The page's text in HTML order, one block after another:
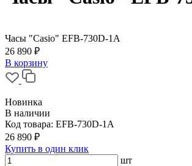
Часы "Casio" EFB-730D-1A
26 890 ₽
В корзину
Новинка
В наличии
Код товара: EFB-730D-1A
26 890 ₽
Купить в один клик
шт